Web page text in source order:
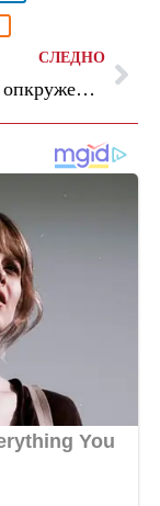
СЛЕДНО
Децата се опкружени со нездрава храна во и околу училиштата – првата национална проценка повикува на посилни мерки